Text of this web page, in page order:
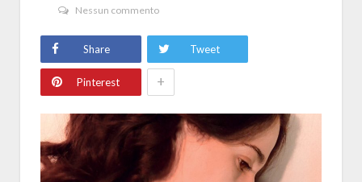
Nessun commento
Share Tweet
Pinterest +